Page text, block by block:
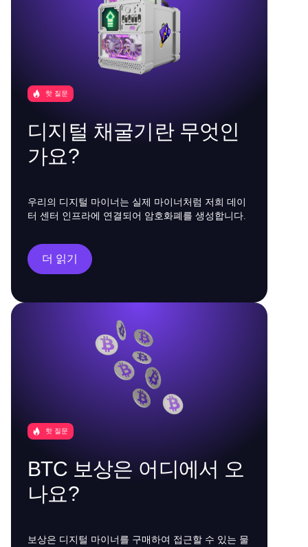
핫 질문
디지털 채굴기란 무엇인
가요?
우리의 디지털 마이너는 실제 마이너처럼 저희 데이
터 센터 인프라에 연결되어 암호화폐를 생성합니다.
더 읽기
핫 질문
BTC 보상은 어디에서 오
나요?
보상은 디지털 마이너를 구매하여 접근할 수 있는 물